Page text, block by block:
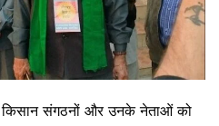
किसान संगठनों और उनके नेताओं को